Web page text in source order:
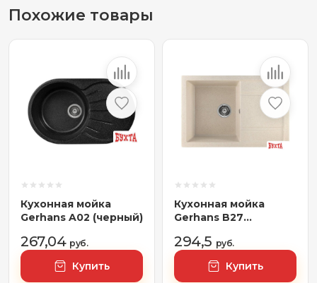
Похожие товары
Кухонная мойка
Gerhans A02 (черный)
267,04 руб.
Купить
Кухонная мойка
Gerhans B27
294,5 руб.
Купить